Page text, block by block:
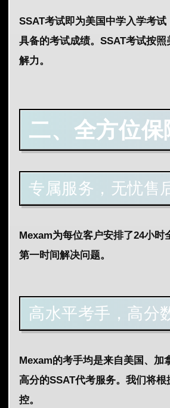
SSAT考试即为美国中学入学考
具备的考试成绩。SSAT考试按
解力。
二、 全方位保
专属服务，无忧售
Mexam为每位客户安排了24小
第一时间解决问题。
高水平考手，高分
Mexam的考手均是来自美国、
高分的SSAT代考服务。我们将
控。